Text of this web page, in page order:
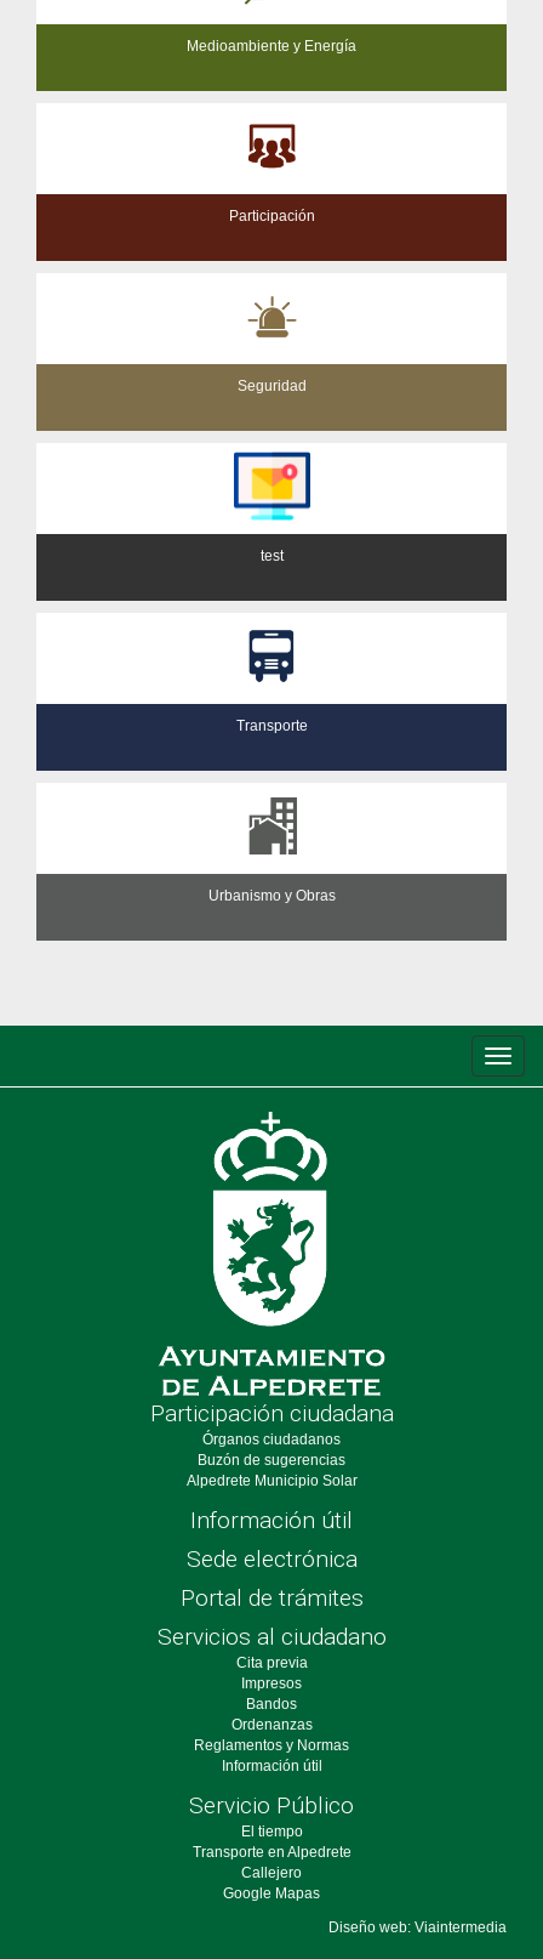
Medioambiente y Energía
Participación
Seguridad
test
Transporte
Urbanismo y Obras
de
Participación ciudadana
Órganos ciudadanos
Buzón de sugerencias
Alpedrete Municipio Solar
Información útil
Sede electrónica
Portal de trámites
Servicios al ciudadano
Cita previa
Impresos
Bandos
Ordenanzas
Reglamentos y Normas
Información útil
Servicio Público
El tiempo
Transporte en Alpedrete
Callejero
Google Mapas
Diseño web: Viaintermedia